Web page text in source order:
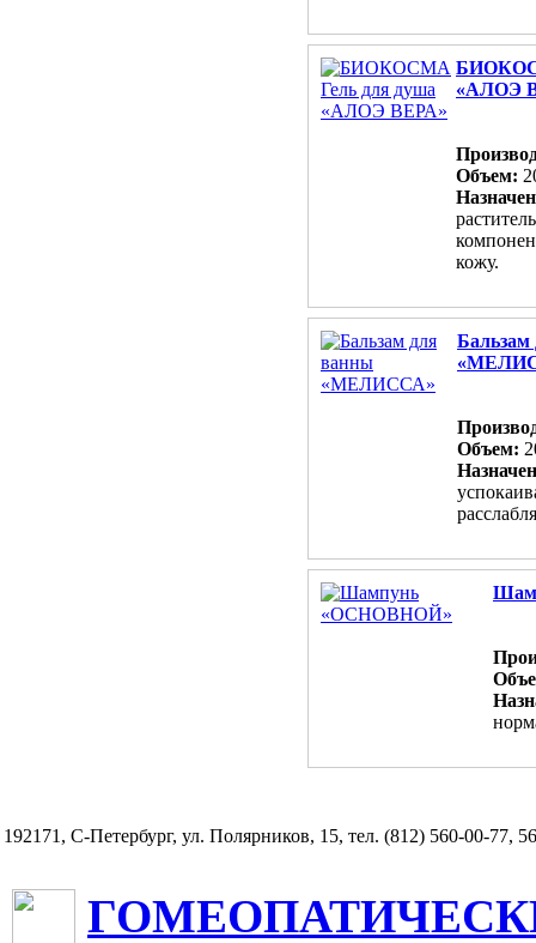
«АЛОЭ
Объем:
кожу.
Объем:
192171, С-Петербург, ул. Полярников, 15, тел. (812) 560-00-77,